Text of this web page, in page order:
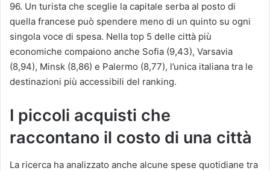
96. Un turista che sceglie la capitale serba al posto di
quella francese può spendere meno di un quinto su ogni
singola voce di spesa. Nella top 5 delle città più
economiche compaiono anche Sofia (9,43), Varsavia
(8,94), Minsk (8,86) e Palermo (8,77), l’unica italiana tra le
destinazioni più accessibili del ranking.
I piccoli acquisti che
raccontano il costo di una città
La ricerca ha analizzato anche alcune spese quotidiane tra